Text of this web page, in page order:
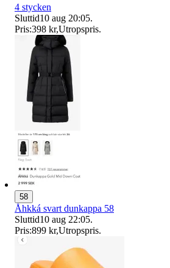
4 stycken
Sluttid10 aug 20:05.
Pris:398 kr,Utropspris.
58
Åhkká svart dunkappa 58
Sluttid10 aug 22:05.
Pris:899 kr,Utropspris.